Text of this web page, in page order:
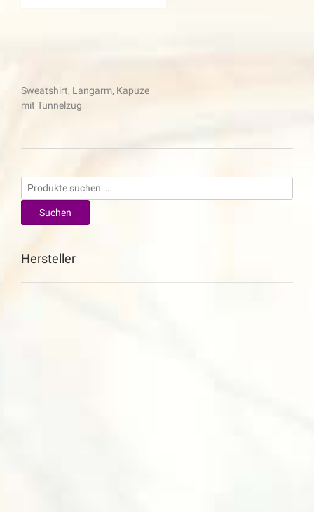
Beitragsnavigation
Sweatshirt, Langarm, Kapuze
mit Tunnelzug
Suchen
nach:
Suchen
Hersteller